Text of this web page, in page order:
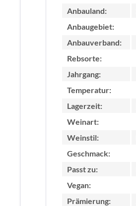
Anbauland:
Anbaugebiet:
Anbauverband:
Rebsorte:
Jahrgang:
Temperatur:
Lagerzeit:
Weinart:
Weinstil:
Geschmack:
Passt zu:
Vegan:
Prämierung: